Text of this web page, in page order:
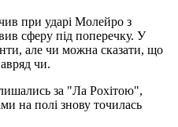
при ударі Молейро з
сферу під поперечку. У
але чи можна сказати, що
чи.
за "Ла Рохітою",
на полі знову точилась